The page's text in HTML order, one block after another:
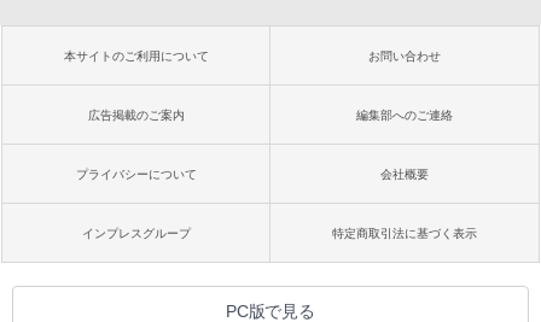
本サイトのご利用について お問い合わせ
広告掲載のご案内 編集部へのご連絡
プライバシーについて 会社概要
インプレスグループ 特定商取引法に基づく表示
PC版で見る